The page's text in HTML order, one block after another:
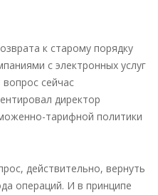
к старому порядку
с электронных услуг
вопрос сейчас
директор
тарифной политики
действительно, вернуть
операций. И в принципе